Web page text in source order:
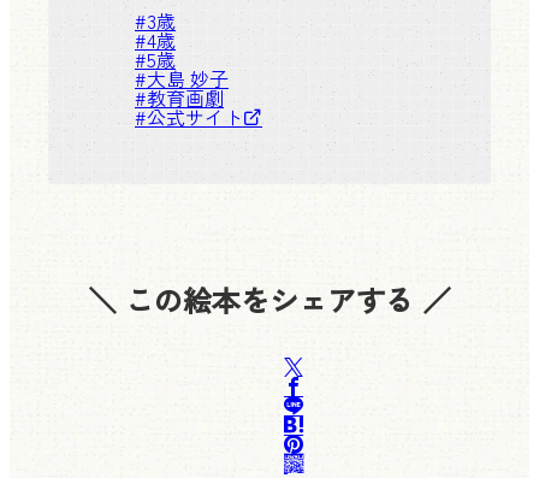
#3歳
#4歳
#5歳
#大島 妙子
#教育画劇
#公式サイト
＼ この絵本をシェアする ／